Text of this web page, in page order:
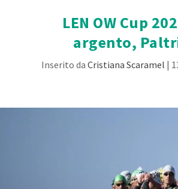
LEN OW Cup
argento,
Inserito da Cristiana Scaramel |